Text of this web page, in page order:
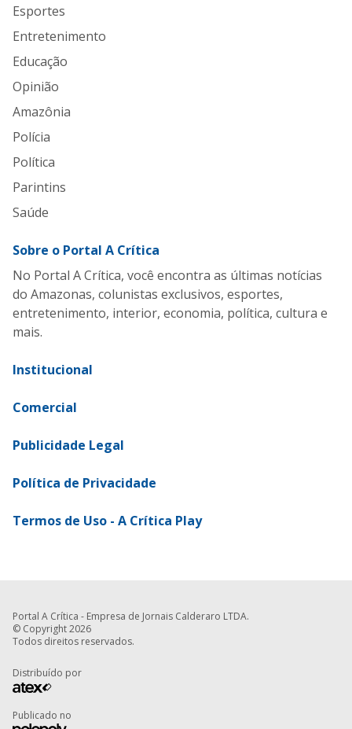
Esportes
Entretenimento
Educação
Opinião
Amazônia
Polícia
Política
Parintins
Saúde
Sobre o Portal A Crítica
No Portal A Crítica, você encontra as últimas notícias
do Amazonas, colunistas exclusivos, esportes,
entretenimento, interior, economia, política, cultura e
mais.
Institucional
Comercial
Publicidade Legal
Política de Privacidade
Termos de Uso - A Crítica Play
Portal A Crítica - Empresa de Jornais Calderaro LTDA.
© Copyright 2026
Todos direitos reservados.
Distribuído por
Publicado no